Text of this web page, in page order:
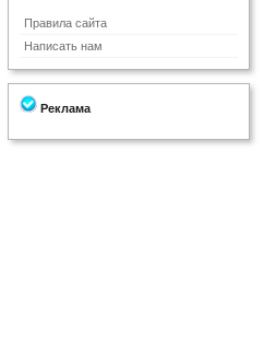
Правила сайта
Написать нам
Реклама